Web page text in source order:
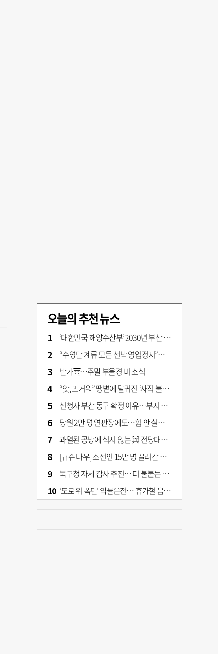
오늘의 추천 뉴스
‘대한민국 해양수산부’ 2030년 부산 북항시대 연다
“수영만 계류 모든 선박 영업정지”… 재개발 속도전
반가雨…주말 부울경 비 소식
“앗, 뜨거워” 땡볕에 달궈진 ‘사직 불가마’ 관중석 무려 70도
신청사 부산 동구 확정 이유…부지 용이성·접근성·집적 가능성이 운명 갈랐다 [해수부 북항 시대]
당원 2만 명 연판장에도…힘 안 실리는 ‘장동혁 사퇴’ 공세
과열된 공방에 식지 않는 與 전당대회… 호남·수도권 집중하는 후보들
[규슈 나우] 조선인 15만 명 끌려간 치쿠호 탄광… 대를 이은 진실 캐기
북구청 자체 감사 추진… 더 불붙는 북구 신청사 갈등
‘도로 위 폭탄’ 약물운전… 휴가철 음주와 병행 단속 [교통안전, 시민이 만든다]